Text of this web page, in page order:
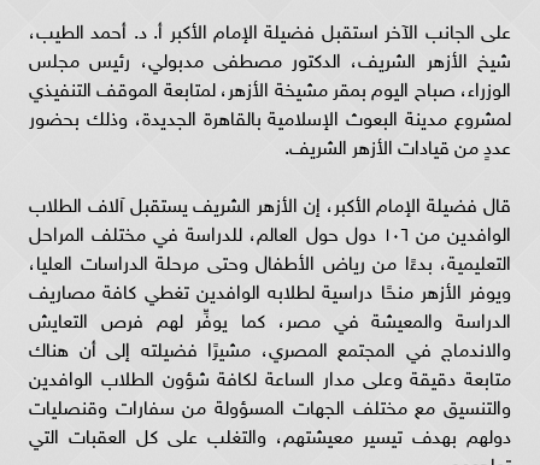
على الجانب الآخر استقبل فضيلة الإمام الأكبر أ. د. أحمد الطيب،
شيخ الأزهر الشريف، الدكتور مصطفى مدبولي، رئيس مجلس
الوزراء، صباح اليوم بمقر مشيخة الأزهر، لمتابعة الموقف التنفيذي
لمشروع مدينة البعوث الإسلامية بالقاهرة الجديدة، وذلك بحضور
عددٍ من قيادات الأزهر الشريف.
قال فضيلة الإمام الأكبر، إن الأزهر الشريف يستقبل آلاف الطلاب
الوافدين من ١٠٦ دول حول العالم، للدراسة في مختلف المراحل
التعليمية، بدءًا من رياض الأطفال وحتى مرحلة الدراسات العليا،
ويوفر الأزهر منحًا دراسية لطلابه الوافدين تغطي كافة مصاريف
الدراسة والمعيشة في مصر، كما يوفِّر لهم فرص التعايش
والاندماج في المجتمع المصري، مشيرًا فضيلته إلى أن هناك
متابعة دقيقة وعلى مدار الساعة لكافة شؤون الطلاب الوافدين
والتنسيق مع مختلف الجهات المسؤولة من سفارات وقنصليات
دولهم بهدف تيسير معيشتهم، والتغلب على كل العقبات التي